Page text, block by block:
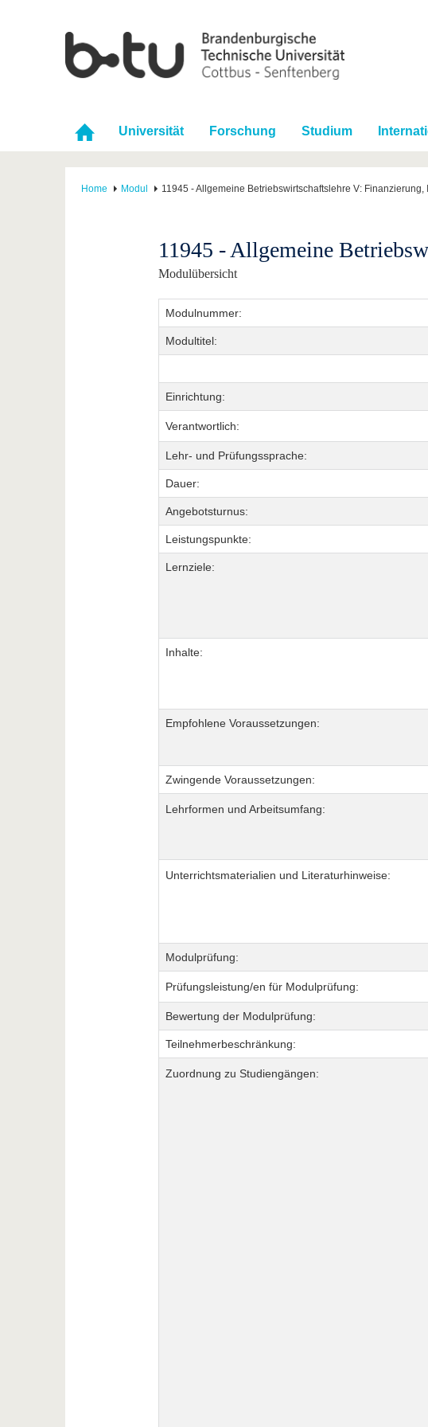
Universität Forschung Studium
Home Modul 11945 - Allgemeine Betriebswirtschaftslehre V: Finanzierung,
11945 - Allgemeine
Modulübersicht
Modulnummer:
Modultitel:
Einrichtung:
Verantwortlich:
Lehr- und Prüfungssprache:
Dauer:
Angebotsturnus:
Leistungspunkte:
Lernziele:
Inhalte:
Empfohlene Voraussetzungen:
Zwingende Voraussetzungen:
Lehrformen und Arbeitsumfang:
Unterrichtsmaterialien und Literaturhinweise:
Modulprüfung:
Prüfungsleistung/en für Modulprüfung:
Bewertung der Modulprüfung:
Teilnehmerbeschränkung:
Zuordnung zu Studiengängen: